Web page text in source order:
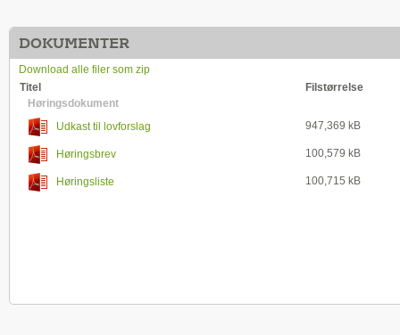
DOKUMENTER
Download alle filer som zip
Titel
Filstørrelse
Høringsdokument
Udkast til lovforslag
947,369 kB
Høringsbrev 100,579 kB
Høringsliste 100,715 kB